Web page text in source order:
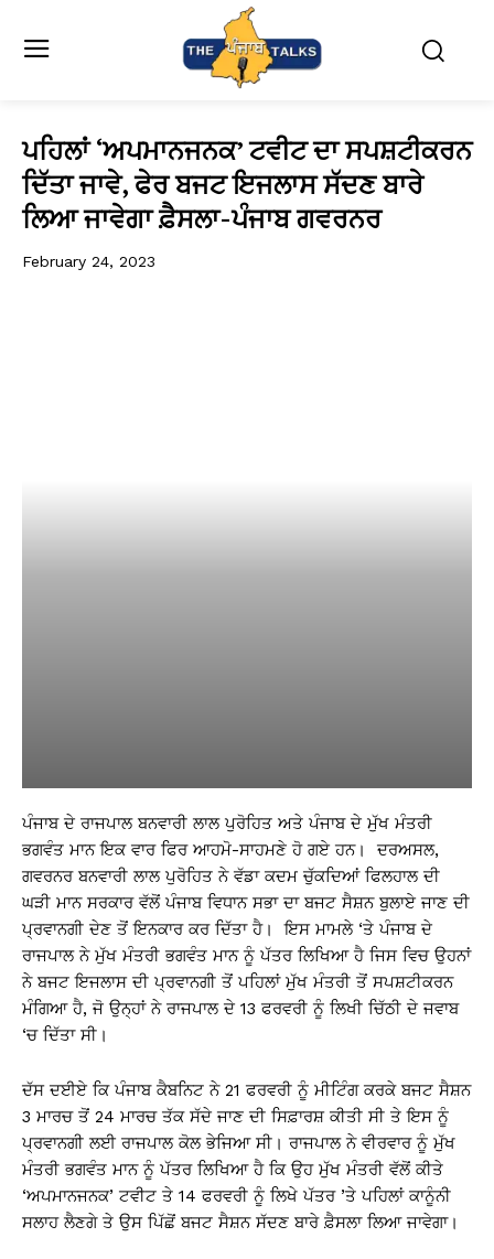
ਪਹਿਲਾਂ ‘ਅਪਮਾਨਜਨਕ’ ਟਵੀਟ ਦਾ ਸਪਸ਼ਟੀਕਰਨ
ਦਿੱਤਾ ਜਾਵੇ, ਫੇਰ ਬਜਟ ਇਜਲਾਸ ਸੱਦਣ ਬਾਰੇ
ਲਿਆ ਜਾਵੇਗਾ ਫ਼ੈਸਲਾ-ਪੰਜਾਬ ਗਵਰਨਰ
February 24, 2023
ਪੰਜਾਬ ਦੇ ਰਾਜਪਾਲ ਬਨਵਾਰੀ ਲਾਲ ਪੁਰੋਹਿਤ ਅਤੇ ਪੰਜਾਬ ਦੇ ਮੁੱਖ ਮੰਤਰੀ
ਭਗਵੰਤ ਮਾਨ ਇਕ ਵਾਰ ਫਿਰ ਆਹਮੋ-ਸਾਹਮਣੇ ਹੋ ਗਏ ਹਨ। ਦਰਅਸਲ,
ਗਵਰਨਰ ਬਨਵਾਰੀ ਲਾਲ ਪੁਰੋਹਿਤ ਨੇ ਵੱਡਾ ਕਦਮ ਚੁੱਕਦਿਆਂ ਫਿਲਹਾਲ ਦੀ
ਘੜੀ ਮਾਨ ਸਰਕਾਰ ਵੱਲੋਂ ਪੰਜਾਬ ਵਿਧਾਨ ਸਭਾ ਦਾ ਬਜਟ ਸੈਸ਼ਨ ਬੁਲਾਏ ਜਾਣ ਦੀ
ਪ੍ਰਵਾਨਗੀ ਦੇਣ ਤੋਂ ਇਨਕਾਰ ਕਰ ਦਿੱਤਾ ਹੈ। ਇਸ ਮਾਮਲੇ ‘ਤੇ ਪੰਜਾਬ ਦੇ
ਰਾਜਪਾਲ ਨੇ ਮੁੱਖ ਮੰਤਰੀ ਭਗਵੰਤ ਮਾਨ ਨੂੰ ਪੱਤਰ ਲਿਖਿਆ ਹੈ ਜਿਸ ਵਿਚ ਉਹਨਾਂ
ਨੇ ਬਜਟ ਇਜਲਾਸ ਦੀ ਪ੍ਰਵਾਨਗੀ ਤੋਂ ਪਹਿਲਾਂ ਮੁੱਖ ਮੰਤਰੀ ਤੋਂ ਸਪਸ਼ਟੀਕਰਨ
ਮੰਗਿਆ ਹੈ, ਜੋ ਉਨ੍ਹਾਂ ਨੇ ਰਾਜਪਾਲ ਦੇ 13 ਫਰਵਰੀ ਨੂੰ ਲਿਖੀ ਚਿੱਠੀ ਦੇ ਜਵਾਬ
‘ਚ ਦਿੱਤਾ ਸੀ।
ਦੱਸ ਦਈਏ ਕਿ ਪੰਜਾਬ ਕੈਬਨਿਟ ਨੇ 21 ਫਰਵਰੀ ਨੂੰ ਮੀਟਿੰਗ ਕਰਕੇ ਬਜਟ ਸੈਸ਼ਨ
3 ਮਾਰਚ ਤੋਂ 24 ਮਾਰਚ ਤੱਕ ਸੱਦੇ ਜਾਣ ਦੀ ਸਿਫ਼ਾਰਸ਼ ਕੀਤੀ ਸੀ ਤੇ ਇਸ ਨੂੰ
ਪ੍ਰਵਾਨਗੀ ਲਈ ਰਾਜਪਾਲ ਕੋਲ ਭੇਜਿਆ ਸੀ। ਰਾਜਪਾਲ ਨੇ ਵੀਰਵਾਰ ਨੂੰ ਮੁੱਖ
ਮੰਤਰੀ ਭਗਵੰਤ ਮਾਨ ਨੂੰ ਪੱਤਰ ਲਿਖਿਆ ਹੈ ਕਿ ਉਹ ਮੁੱਖ ਮੰਤਰੀ ਵੱਲੋਂ ਕੀਤੇ
‘ਅਪਮਾਨਜਨਕ’ ਟਵੀਟ ਤੇ 14 ਫਰਵਰੀ ਨੂੰ ਲਿਖੇ ਪੱਤਰ ’ਤੇ ਪਹਿਲਾਂ ਕਾਨੂੰਨੀ
ਸਲਾਹ ਲੈਣਗੇ ਤੇ ਉਸ ਪਿੱਛੋਂ ਬਜਟ ਸੈਸ਼ਨ ਸੱਦਣ ਬਾਰੇ ਫ਼ੈਸਲਾ ਲਿਆ ਜਾਵੇਗਾ।